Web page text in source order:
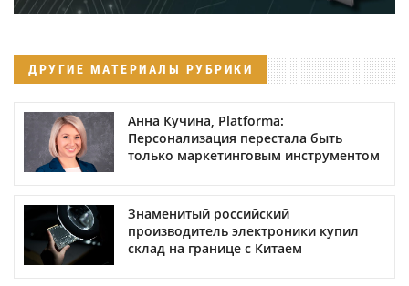
ДРУГИЕ МАТЕРИАЛЫ РУБРИКИ
Анна Кучина, Platforma:
Персонализация перестала быть
только маркетинговым инструментом
Знаменитый российский
производитель электроники купил
склад на границе с Китаем